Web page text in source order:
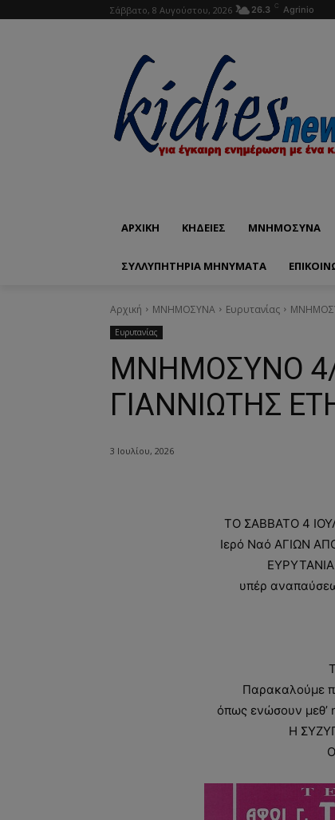
Σάββατο, 8 Αυγούστου, 2026 26.3 C Agrinio
ΑΡΧΙΚΗ ΚΗΔΕΙΕΣ ΜΝΗΜΟΣΥΝΑ
ΣΥΛΛΥΠΗΤΗΡΙΑ ΜΗΝΥΜΑΤΑ
Αρχική ΜΝΗΜΟΣΥΝΑ Ευρυτανίας
Ευρυτανίας
ΜΝΗΜΟΣΥΝΟ 4/
ΓΙΑΝΝΙΩΤΗΣ
3 Ιουλίου, 2026
ΤΟ ΣΑΒΒΑΤΟ 4
Ιερό Ναό ΑΓΙΩΝ
υπέρ
Παρακαλούμε
όπως ενώσουν μεθ’
Η